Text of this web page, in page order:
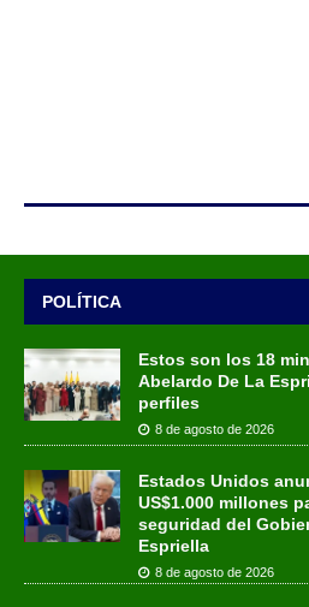
POLÍTICA
Estos son los 18
Abelardo De La
perfiles
8 de agosto de 2026
Estados Unidos
US$1.000 millones
seguridad del
Espriella
8 de agosto de 2026